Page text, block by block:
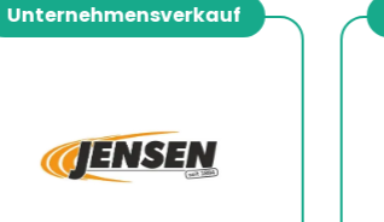
Unternehmensverkauf